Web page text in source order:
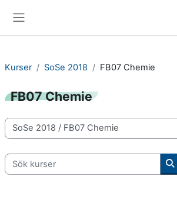
Kurser SoSe 2018 FB07 Chemie
FB07 Chemie
Kurskategorier
Sök kurser